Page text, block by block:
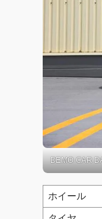
DEMO CAR
ホイール